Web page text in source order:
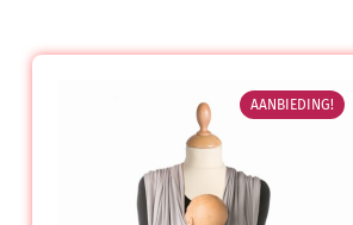
AANBIEDING!